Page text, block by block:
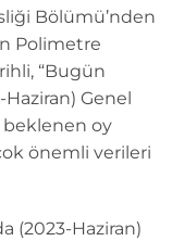
Bölümü’nden
Polimetre
“Bugün
Haziran) Genel
beklenen oy
çok önemli verileri
(2023-Haziran)